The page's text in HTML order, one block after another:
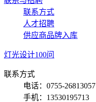
联系方式
人才招聘
供应商品牌入库
灯光设计100问
联系方式
电话：0755-26813057
手机：13530195713